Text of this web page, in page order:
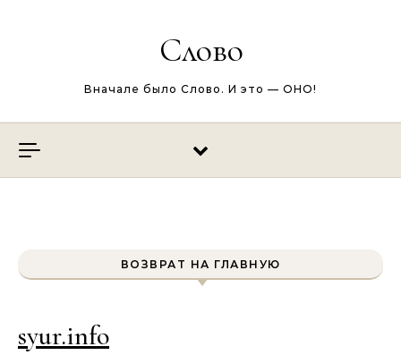
Слово
Вначале было Слово. И это — ОНО!
ВОЗВРАТ НА ГЛАВНУЮ
syur.info